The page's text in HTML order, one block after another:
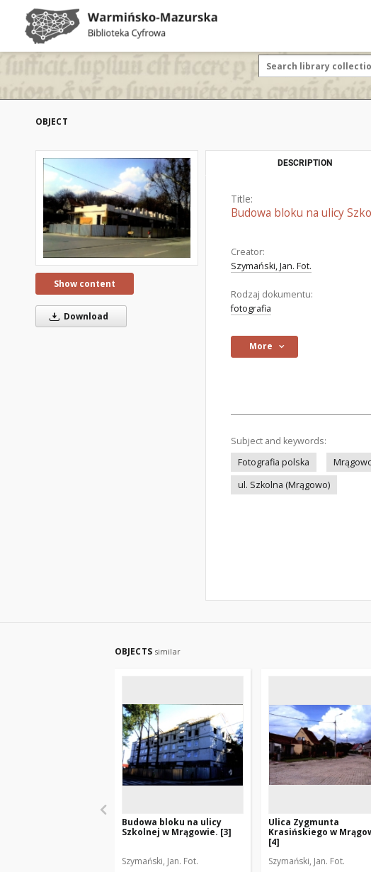
OBJECT
Show content
Download
DESCRIPTION
Title:
Budowa bloku na ulicy
Creator:
Szymański, Jan. Fot.
Rodzaj dokumentu:
fotografia
More
Subject and keywords:
Fotografia polska
ul. Szkolna (Mrągowo)
OBJECTS similar
Budowa bloku na ulicy
Szkolnej w Mrągowie. [3]
Szymański, Jan. Fot.
Ulica Zygmunta
Krasińskiego w
[4]
Szymański, Jan. Fot.